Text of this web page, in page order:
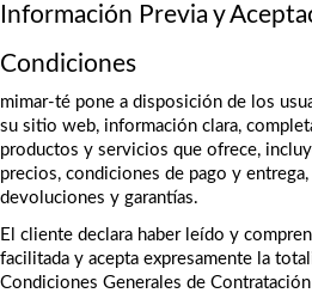
Información Previa y
Condiciones
mimar-té pone a disposición de los
su sitio web, información clara,
productos y servicios que ofrece,
precios, condiciones de pago y
devoluciones y garantías.
El cliente declara haber leído y
facilitada y acepta expresamente la
Condiciones Generales de